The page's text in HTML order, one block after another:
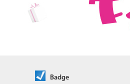
Badge